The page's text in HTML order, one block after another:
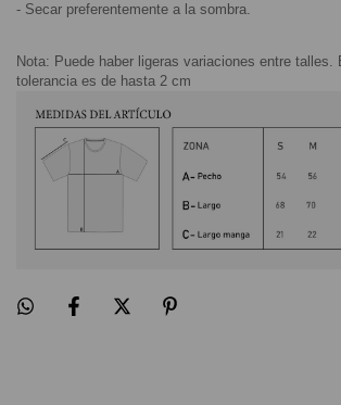
- Secar preferentemente a la sombra.
Nota: Puede haber ligeras variaciones entre talles.
tolerancia es de hasta 2 cm